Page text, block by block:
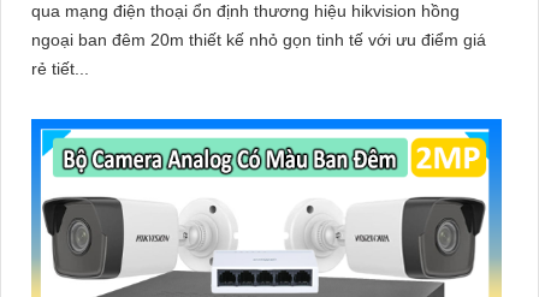
qua mạng điện thoại ổn định thương hiệu hikvision hồng
ngoại ban đêm 20m thiết kế nhỏ gọn tinh tế với ưu điểm giá
rẻ tiết...